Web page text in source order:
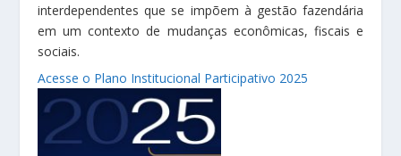
interdependentes que se impõem à gestão fazendária
em um contexto de mudanças econômicas, fiscais e
sociais.
Acesse o Plano Institucional Participativo 2025